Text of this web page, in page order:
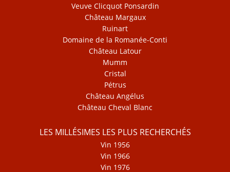
Veuve Clicquot Ponsardin
Château Margaux
Ruinart
Domaine de la Romanée-Conti
Château Latour
Mumm
Cristal
Pétrus
Château Angélus
Château Cheval Blanc
LES MILLÉSIMES LES PLUS RECHERCHÉS
Vin 1956
Vin 1966
Vin 1976